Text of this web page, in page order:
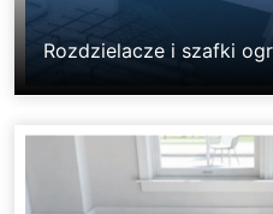
Rozdzielacze i szafki